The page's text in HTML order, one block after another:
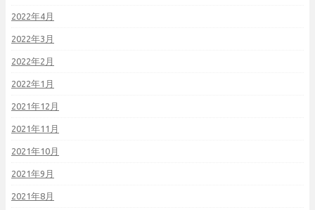
2022年4月
2022年3月
2022年2月
2022年1月
2021年12月
2021年11月
2021年10月
2021年9月
2021年8月